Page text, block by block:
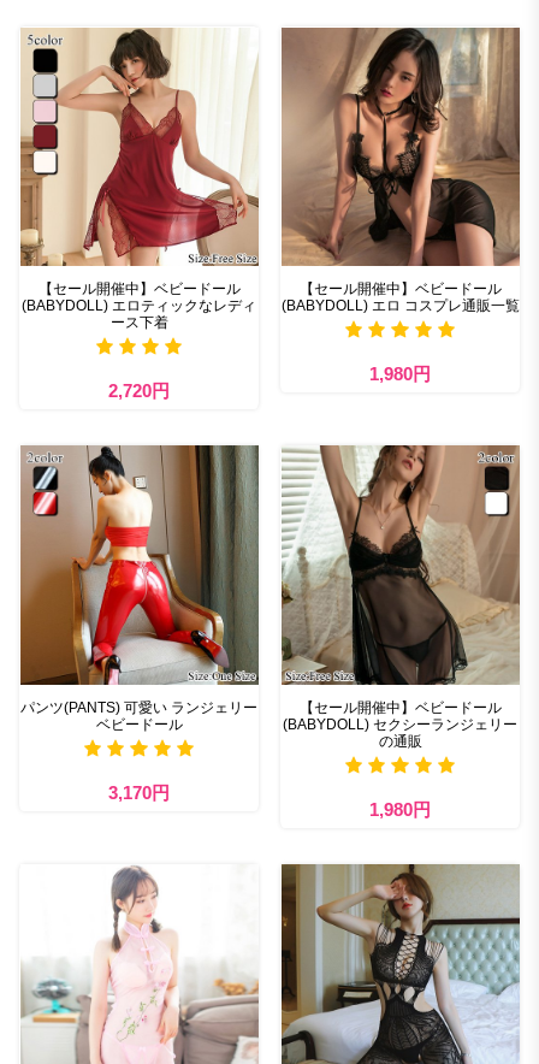
【セール開催中】ベビードール
(BABYDOLL) エロティックなレディ
ース下着
2,720円
【セール開催中】ベビードール
(BABYDOLL) エロ コスプレ通販一覧
1,980円
パンツ(PANTS) 可愛い ランジェリー
ベビードール
3,170円
【セール開催中】ベビードール
(BABYDOLL) セクシーランジェリー
の通販
1,980円